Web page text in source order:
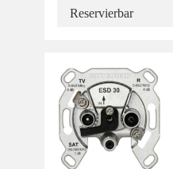
Reservierbar